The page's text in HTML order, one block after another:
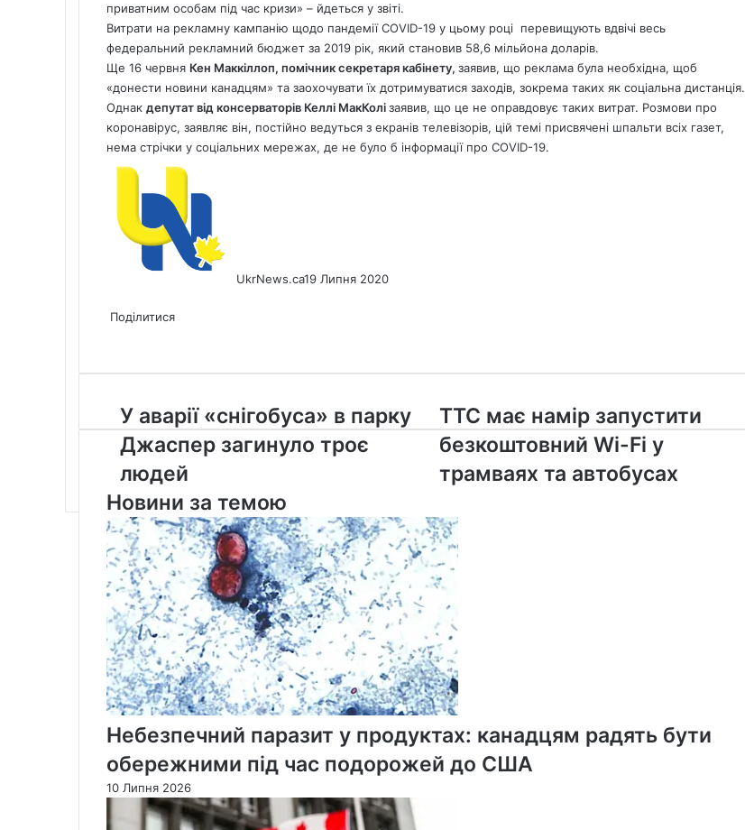
приватним особам під час кризи» – йдеться у звіті.
Витрати на рекламну кампанію щодо пандемії COVID-19 у цьому році перевищують вдвічі весь
федеральний рекламний бюджет за 2019 рік, який становив 58,6 мільйона доларів.
Ще 16 червня Кен Маккіллоп, помічник секретаря кабінету, заявив, що реклама була необхідна, щоб
«донести новини канадцям» та заохочувати їх дотримуватися заходів, зокрема таких як соціальна дистанція.
Однак депутат від консерваторів Келлі МакКолізаявив, що це не оправдовує таких витрат. Розмови про
коронавірус, заявляє він, постійно ведуться з екранів телевізорів, цій темі присвячені шпальти всіх газет,
нема стрічки у соціальних мережах, де не було б інформації про COVID-19.
UkrNews.ca19 Липня 2020
via
Поділитися
Email
У
аварії
«снігобуса»
в
парку
Джаспер
загинуло
троє
людей
У аварії «снігобуса» в парку
Джаспер загинуло троє
людей
TTC
має
намір
запустити
безкоштовний
Fі
у
трамваях
та
TTC має намір запустити
безкоштовний Wі-Fі у
трамваях та автобусах
Новини за темою
Небезпечний паразит у продуктах: канадцям радять бути
обережними під час подорожей до США
10 Липня 2026